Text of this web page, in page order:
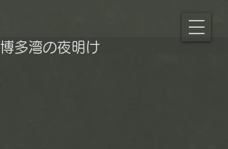
博多湾の夜明け